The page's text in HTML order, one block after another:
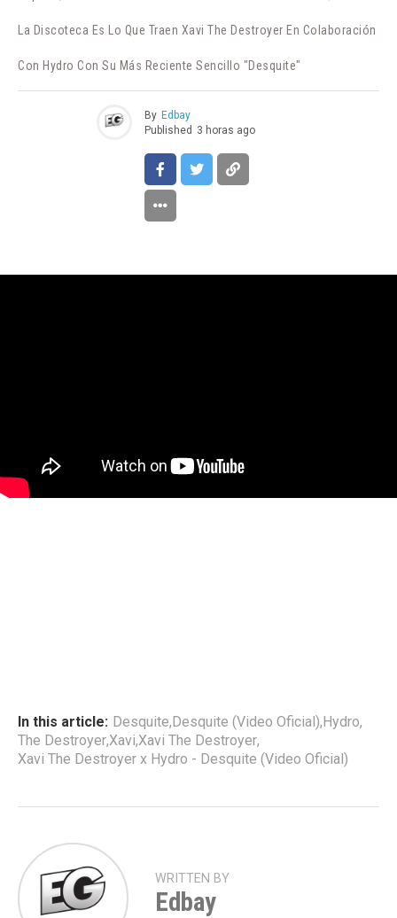
La Discoteca Es Lo Que Traen Xavi The Destroyer En Colaboración
Con Hydro Con Su Más Reciente Sencillo "Desquite"
By Edbay
Published 3 horas ago
In this article: Desquite,Desquite (Video Oficial),Hydro,
The Destroyer,Xavi,Xavi The Destroyer,
Xavi The Destroyer x Hydro - Desquite (Video Oficial)
WRITTEN BY
Edbay